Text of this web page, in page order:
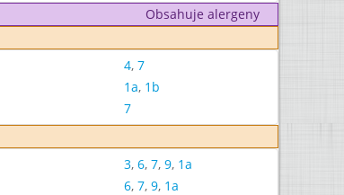
Obsahuje alergeny
4, 7
1a, 1b
7
3, 6, 7, 9, 1a
6, 7, 9, 1a